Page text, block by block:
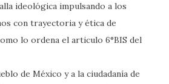
ideológica impulsando a los
con trayectoria y ética de
lo ordena el articulo 6°BIS del
de México y a la ciudadanía de